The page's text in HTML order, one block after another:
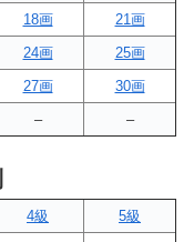
18画
21画
24画
25画
27画
30画
– –
4級
5級